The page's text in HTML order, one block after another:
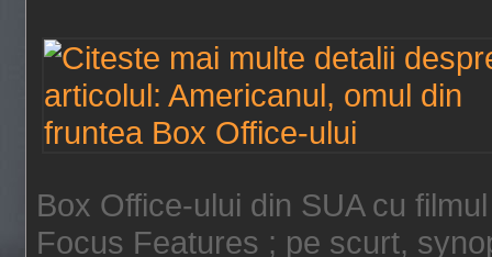
Box Office-ului din SUA cu
Focus Features ; pe scurt,